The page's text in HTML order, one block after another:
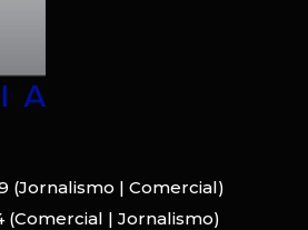
(Jornalismo | Comercial)
(Comercial | Jornalismo)